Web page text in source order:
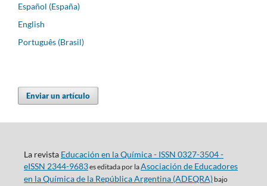
Español (España)
English
Português (Brasil)
Enviar un artículo
La revista Educación en la Química - ISSN 0327-3504 -
eISSN 2344-9683es editada por laAsociación de Educadores
en la Química de la República Argentina (ADEQRA)bajo